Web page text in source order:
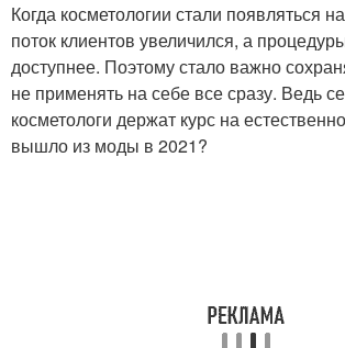
Когда косметологии стали появляться
поток клиентов увеличился, а
доступнее. Поэтому стало важно
не применять на себе все сразу. Ведь
косметологи держат курс на
вышло из моды в 2021?